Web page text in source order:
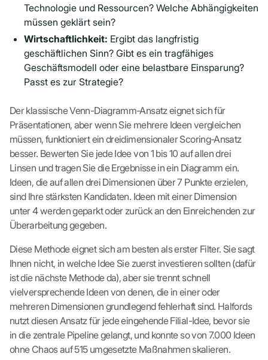
Technologie und Ressourcen? Welche Abhängigkeiten
müssen geklärt sein?
Wirtschaftlichkeit: Ergibt das langfristig
geschäftlichen Sinn? Gibt es ein tragfähiges
Geschäftsmodell oder eine belastbare Einsparung?
Passt es zur Strategie?
Der klassische Venn-Diagramm-Ansatz eignet sich für
Präsentationen, aber wenn Sie mehrere Ideen vergleichen
müssen, funktioniert ein dreidimensionaler Scoring-Ansatz
besser. Bewerten Sie jede Idee von 1 bis 10 auf allen drei
Linsen und tragen Sie die Ergebnisse in ein Diagramm ein.
Ideen, die auf allen drei Dimensionen über 7 Punkte erzielen,
sind Ihre stärksten Kandidaten. Ideen mit einer Dimension
unter 4 werden geparkt oder zurück an den Einreichenden zur
Überarbeitung gegeben.
Diese Methode eignet sich am besten als erster Filter. Sie sagt
Ihnen nicht, in welche Idee Sie zuerst investieren sollten (dafür
ist die nächste Methode da), aber sie trennt schnell
vielversprechende Ideen von denen, die in einer oder
mehreren Dimensionen grundlegend fehlerhaft sind. Halfords
nutzt diesen Ansatz für jede eingehende Filial-Idee, bevor sie
in die zentrale Pipeline gelangt, und konnte so von 7.000 Ideen
ohne Chaos auf 515 umgesetzte Maßnahmen skalieren.